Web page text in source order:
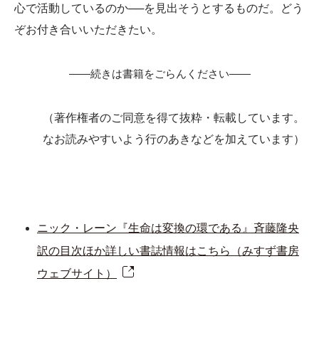
心で活動しているのか──を見出そうとするものだ。どう
ぞお付き合いいただきたい。
――続きは書籍をごらんください――
（著作権者のご同意を得て抜粋・転載しています。
なお読みやすいよう行のあきなどを加えています）
ニック・レーン『生命は変換の環である』斉藤隆央
訳の目次ほか詳しい書誌情報はこちら（みすず書房
ウェブサイト）